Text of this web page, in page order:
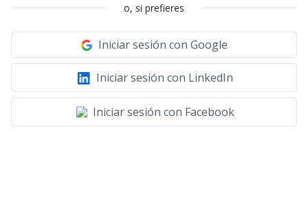
o, si prefieres
Iniciar sesión con Google
Iniciar sesión con LinkedIn
Iniciar sesión con Facebook